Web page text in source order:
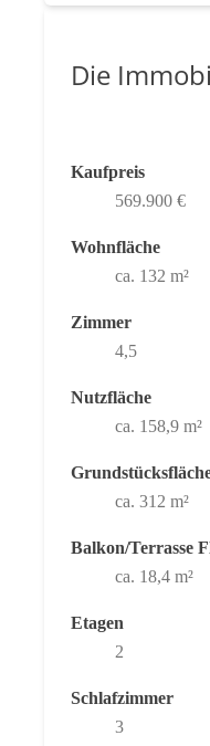
Die
Kaufpreis
569.900 €
Wohnfläche
ca. 132 m²
Zimmer
4,5
Nutzfläche
ca. 158,9 m²
ca. 312 m²
Balkon/Terrasse
ca. 18,4 m²
Etagen
2
Schlafzimmer
3